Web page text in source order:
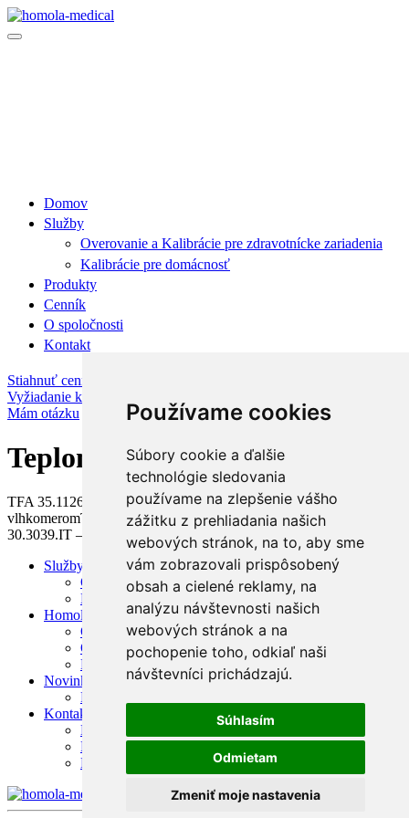
Používame cookies
Súbory cookie a ďalšie
technológie sledovania
používame na zlepšenie vášho
zážitku z prehliadania našich
webových stránok, na to, aby sme
vám zobrazovali prispôsobený
obsah a cielené reklamy, na
analýzu návštevnosti našich
webových stránok a na
pochopenie toho, odkiaľ naši
návštevníci prichádzajú.
Súhlasím
Odmietam
Zmeniť moje nastavenia
Domov
Služby
Overovanie a Kalibrácie pre zdravotnícke zariadenia
Kalibrácie pre domácnosť
Produkty
Cenník
O spoločnosti
Kontakt
Stiahnuť cenník
Vyžiadanie kalkulácie
Mám otázku
Teplomery s vlhkomerom
TFA 35.1126 – meteostanicaTFA 30.5010 – teplomer s
vlhkomeromTFA 30.5027 – telpomer s vlhkomeromTFA
30.3039.IT – datalogger teploty a vlhkosti
Služby
Overovanie a Kalibrácie pre zdravotnícke zariadenia
Kalibrácie pre domácnosť
Homola Medical
Ochrana osobných údajov
O spoločnosti
Kontakt
Novinky
Produkty
Kontakt
Bratislava
Ružomberok
Košice